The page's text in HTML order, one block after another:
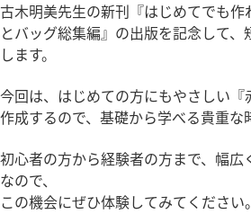
古木明美先生の新刊『はじめてでも
とバッグ総集編』の出版を記念して
します。
今回は、はじめての方にもやさしい『
作成するので、基礎から学べる貴重な
初心者の方から経験者の方まで、幅
なので、
この機会にぜひ体験してみてください。